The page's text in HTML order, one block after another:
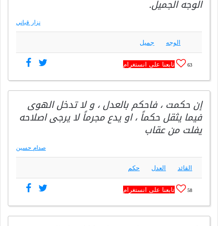
الوجه الجميل.
نزار قباني
الوجه جميل
63 تابعنا على انستغرام
إن حكمت ، فاحكم بالعدل ، و لا تدخل الهوى
فيما يثقل حكماً ، او يدع مجرماً لا يرجى اصلاحه
يفلت من عقاب
صدام حسين
القائد العدل حكم
58 تابعنا على انستغرام